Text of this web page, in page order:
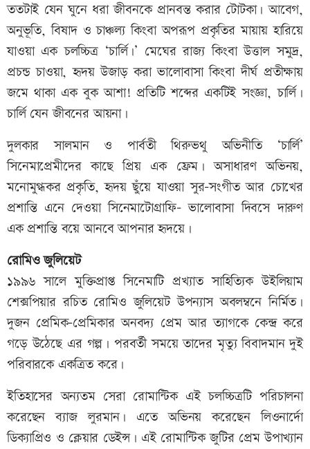
ততটাই যেন ঘুনে ধরা জীবনকে প্রানবন্ত করার টোটকা। আবেগ,
অনুভূতি, বিষাদ ও চাঞ্চল্য কিংবা অপরূপ প্রকৃতির মায়ায় হারিয়ে
যাওয়া এক চলচ্চিত্র ‘চার্লি।’ মেঘের রাজ্য কিংবা উত্তাল সমুদ্র,
প্রচন্ড চাওয়া, হৃদয় উজাড় করা ভালোবাসা কিংবা দীর্ঘ প্রতীক্ষায়
জমে থাকা এক বুক আশা! প্রতিটি শব্দের একটিই সংজ্ঞা, চার্লি।
চার্লি যেন জীবনের আয়না।
দুলকার সালমান ও পার্বতী থিরুভথু অভিনীতি ‘চার্লি’
সিনেমাপ্রেমীদের কাছে প্রিয় এক ফ্রেম। অসাধারণ অভিনয়,
মনোমুগ্ধকর প্রকৃতি, হৃদয় ছুঁয়ে যাওয়া সুর-সংগীত আর চোখের
প্রশান্তি এনে দেওয়া সিনেমাটোগ্রাফি- ভালোবাসা দিবসে দারুণ
এক প্রশান্তি বয়ে আনবে আপনার হৃদয়ে।
রোমিও জুলিয়েট
১৯৯৬ সালে মুক্তিপ্রাপ্ত সিনেমাটি প্রখ্যাত সাহিত্যিক উইলিয়াম
শেক্সপিয়ার রচিত রোমিও জুলিয়েট উপন্যাস অবলম্বনে নির্মিত।
দুজন প্রেমিক-প্রেমিকার অনবদ্য প্রেম আর ত্যাগকে কেন্দ্র করে
গড়ে উঠেছে এর গল্প। পরবর্তী সময়ে তাদের মৃত্যু বিবাদমান দুই
পরিবারকে একত্রিত করে।
ইতিহাসের অন্যতম সেরা রোমান্টিক এই চলচ্চিত্রটি পরিচালনা
করেছেন ব্যাজ লুরমান। এতে অভিনয় করেছেন লিওনার্দো
ডিক্যাপ্রিও ও ক্লেয়ার ডেইন্স। এই রোমান্টিক জুটির প্রেম উপাখ্যান